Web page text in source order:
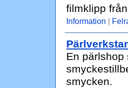
filmklipp
Information |
En pärlshop
smycken.